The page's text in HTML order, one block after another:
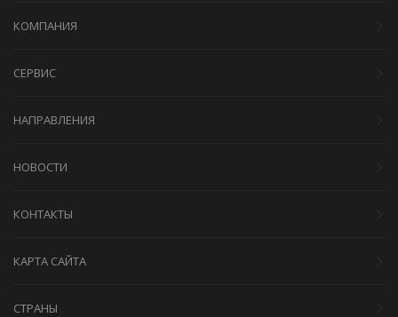
КОМПАНИЯ
СЕРВИС
НАПРАВЛЕНИЯ
НОВОСТИ
КОНТАКТЫ
КАРТА САЙТА
СТРАНЫ